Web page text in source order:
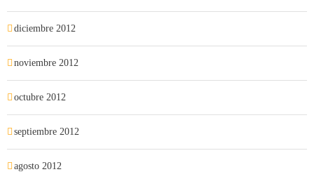
diciembre 2012
noviembre 2012
octubre 2012
septiembre 2012
agosto 2012